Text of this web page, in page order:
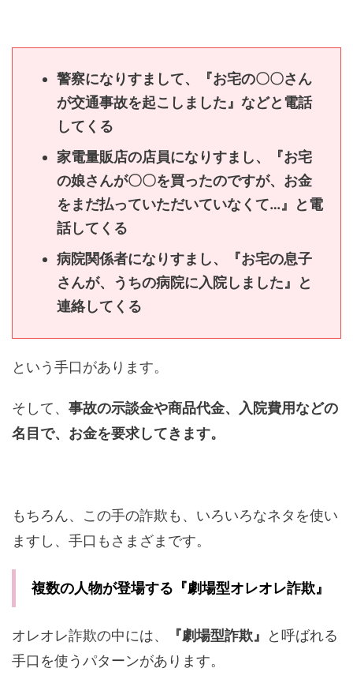
警察になりすまして、『お宅の〇〇さん
が交通事故を起こしました』などと電話
してくる
家電量販店の店員になりすまし、『お宅
の娘さんが〇〇を買ったのですが、お金
をまだ払っていただいていなくて…』と電
話してくる
病院関係者になりすまし、『お宅の息子
さんが、うちの病院に入院しました』と
連絡してくる
という手口があります。
そして、 事故の示談金や商品代金、入院費用などの
名目で、お金を要求してきます。
もちろん、この手の詐欺も、いろいろなネタを使い
ますし、手口もさまざまです。
複数の人物が登場する『劇場型オレオレ詐欺』
オレオレ詐欺の中には、 『劇場型詐欺』
と呼ばれる
手口を使うパターンがあります。